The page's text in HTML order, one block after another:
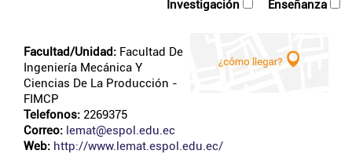
investigación
enseñanza
Facultad/Unidad: Facultad De
Ingeniería Mecánica Y
Ciencias De La Producción -
FIMCP
Telefonos: 2269375
Correo: lemat@espol.edu.ec
Web: http://www.lemat.espol.edu.ec/